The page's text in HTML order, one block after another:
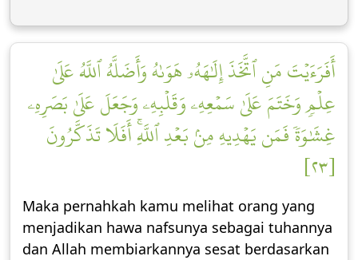
أَفَرَءَيۡتَ مَنِ ٱتَّخَذَ إِلَٰهَهُۥ هَوَىٰهُ وَأَضَلَّهُ ٱللَّهُ عَلَىٰ
عِلۡمٖ وَخَتَمَ عَلَىٰ سَمۡعِهِۦ وَقَلۡبِهِۦ وَجَعَلَ عَلَىٰ بَصَرِهِۦ
غِشَٰوَةٗ فَمَن يَهۡدِيهِ مِنۢ بَعۡدِ ٱللَّهِۚ أَفَلَا تَذَكَّرُونَ
[٢٣]
Maka pernahkah kamu melihat orang yang
menjadikan hawa nafsunya sebagai tuhannya
dan Allah membiarkannya sesat berdasarkan